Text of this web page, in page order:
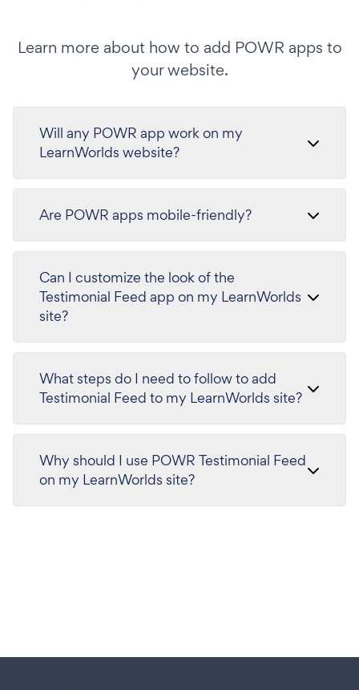
Learn more about how to add POWR apps to
your website.
Will any POWR app work on my
LearnWorlds website?
Are POWR apps mobile-friendly?
Can I customize the look of the
Testimonial Feed app on my LearnWorlds
site?
What steps do I need to follow to add
Testimonial Feed to my LearnWorlds site?
Why should I use POWR Testimonial Feed
on my LearnWorlds site?